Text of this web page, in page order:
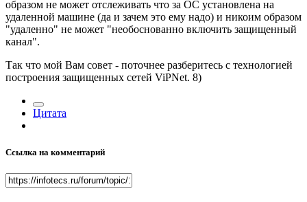
образом не может отслеживать что за ОС установлена на
удаленной машине (да и зачем это ему надо) и никоим образом
"удаленно" не может "необоснованно включить защищенный
канал".
Так что мой Вам совет - поточнее разберитесь с технологией
построения защищенных сетей ViPNet. 8)
Цитата
Ссылка на комментарий